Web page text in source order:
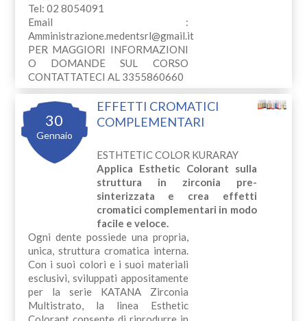
Tel: 02 8054091
Email :
Amministrazione.medentsrl@gmail.it
PER MAGGIORI INFORMAZIONI
O DOMANDE SUL CORSO
CONTATTATECI AL 3355860660
30
Gennaio
EFFETTI CROMATICI
COMPLEMENTARI
ESTHTETIC COLOR KURARAY
Applica Esthetic Colorant sulla
struttura in zirconia pre-
sinterizzata e crea effetti
cromatici complementari in modo
facile e veloce.
Ogni dente possiede una propria,
unica, struttura cromatica interna.
Con i suoi colori e i suoi materiali
esclusivi, sviluppati appositamente
per la serie KATANA Zirconia
Multistrato, la linea Esthetic